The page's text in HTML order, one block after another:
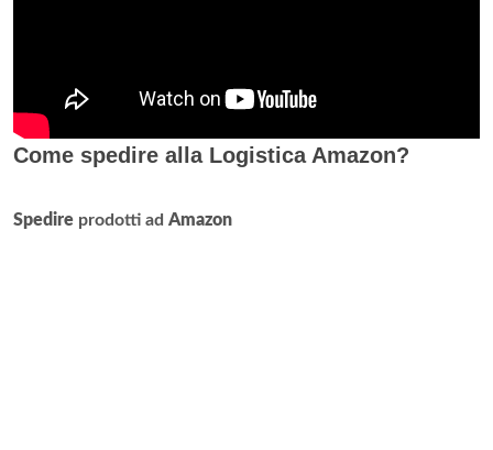
Come spedire alla Logistica Amazon?
Spedire prodotti ad Amazon